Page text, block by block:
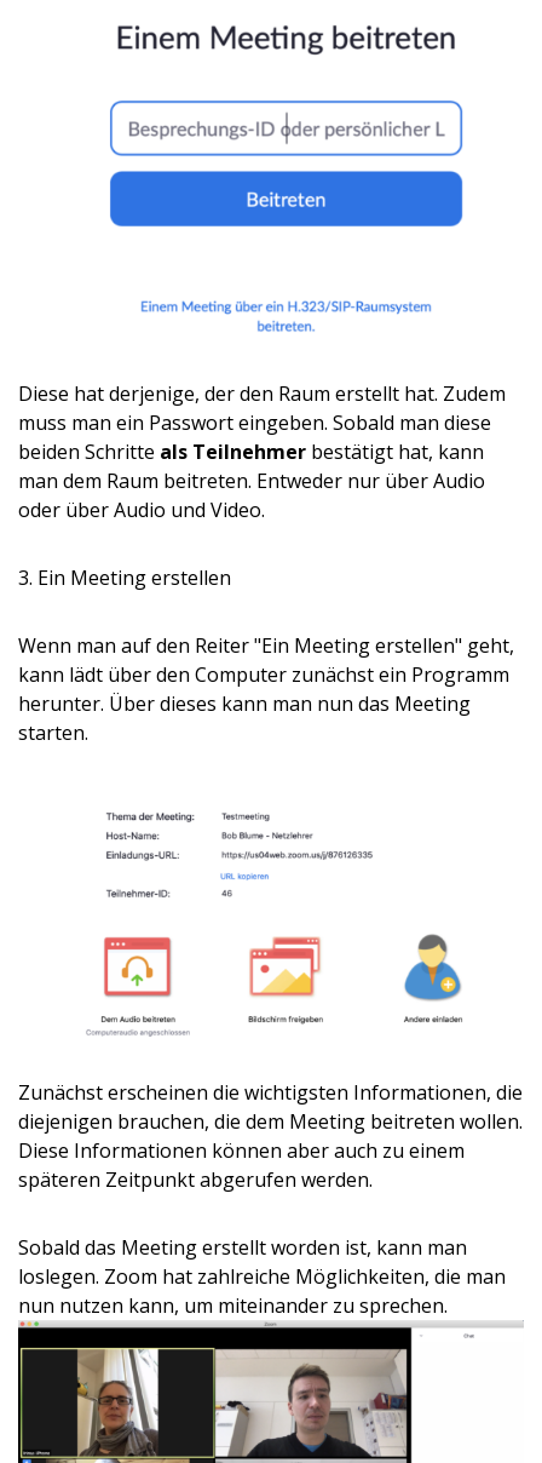
Diese hat derjenige, der den Raum erstellt hat. Zudem
muss man ein Passwort eingeben. Sobald man diese
beiden Schritte als Teilnehmer bestätigt hat, kann
man dem Raum beitreten. Entweder nur über Audio
oder über Audio und Video.
3. Ein Meeting erstellen
Wenn man auf den Reiter "Ein Meeting erstellen" geht,
kann lädt über den Computer zunächst ein Programm
herunter. Über dieses kann man nun das Meeting
starten.
Zunächst erscheinen die wichtigsten Informationen, die
diejenigen brauchen, die dem Meeting beitreten wollen.
Diese Informationen können aber auch zu einem
späteren Zeitpunkt abgerufen werden.
Sobald das Meeting erstellt worden ist, kann man
loslegen. Zoom hat zahlreiche Möglichkeiten, die man
nun nutzen kann, um miteinander zu sprechen.